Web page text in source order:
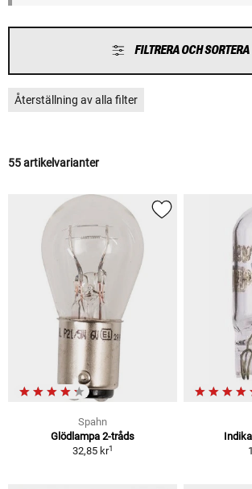
FILTRERA OCH SORTERA
Återställning av alla filter
55 artikelvarianter
Spahn
Glödlampa 2-tråds
32,85 kr1